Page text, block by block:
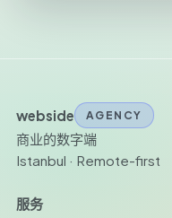
webside AGENCY
商业的数字端
Istanbul · Remote-first
服务